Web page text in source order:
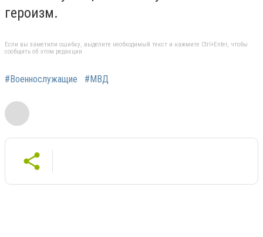
героизм.
Если вы заметили ошибку, выделите необходимый текст и нажмите Ctrl+Enter, чтобы
сообщить об этом редакции
#Военнослужащие #МВД